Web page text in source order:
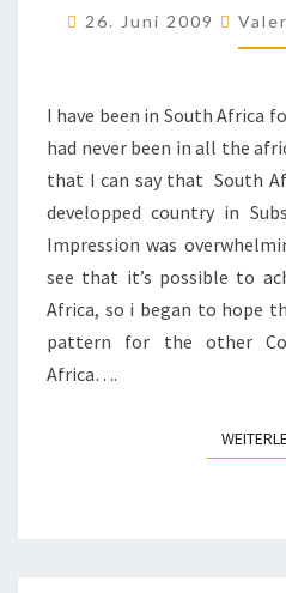
26. Juni 2009
I have been in South Africa
had never been in all the
that I can say that South
developped country in
Impression was
see that it’s possible to
Africa, so i began to hope
pattern for the other
Africa….